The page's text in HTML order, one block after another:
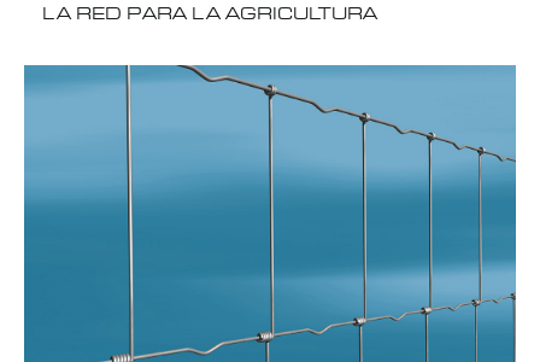
LA RED PARA LA AGRICULTURA